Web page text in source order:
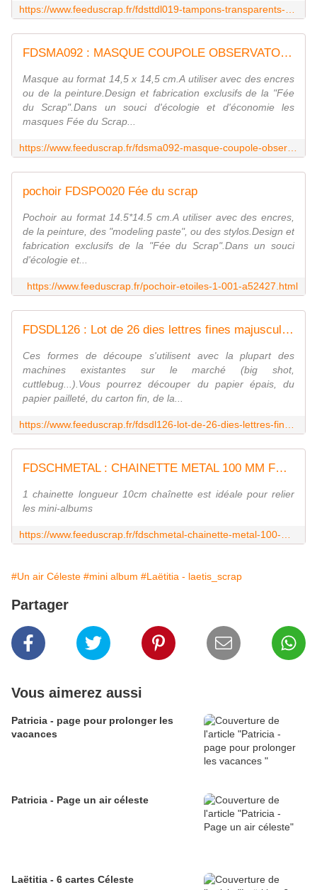
FDSMA092 : MASQUE COUPOLE OBSERVATOIRE
Masque au format 14,5 x 14,5 cm.A utiliser avec des encres
ou de la peinture.Design et fabrication exclusifs de la "Fée
du Scrap".Dans un souci d'écologie et d'économie les
masques Fée du Scrap...
pochoir FDSPO020 Fée du scrap
Pochoir au format 14.5*14.5 cm.A utiliser avec des encres,
de la peinture, des "modeling paste", ou des stylos.Design et
fabrication exclusifs de la "Fée du Scrap".Dans un souci
d'écologie et...
https://www.feeduscrap.fr/pochoir-etoiles-1-001-a52427.html
FDSDL126 : Lot de 26 dies lettres fines majuscules Fée du SCrap
Ces formes de découpe s'utilisent avec la plupart des
machines existantes sur le marché (big shot,
cuttlebug...).Vous pourrez découper du papier épais, du
papier pailleté, du carton fin, de la...
FDSCHMETAL : CHAINETTE METAL 100 MM FEE DU SCRAP
1 chainette longueur 10cm chaînette est idéale pour relier
les mini-albums
#Un air Céleste #mini album #Laëtitia - laetis_scrap
Partager
Vous aimerez aussi
Patricia - page pour prolonger les
vacances
Patricia - Page un air céleste
Laëtitia - 6 cartes Céleste